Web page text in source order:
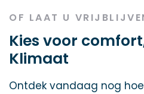
OF LAAT U
Kies voor
Klimaat
Ontdek vandaag nog